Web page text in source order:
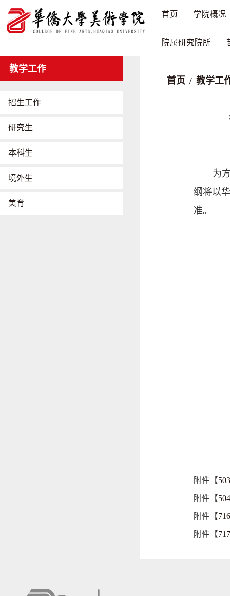
首页 学院概况
院属研究院所
教学工作
招生工作
研究生
本科生
境外生
美育
首页 / 教学工
为
纲将以
准。
附件【
附件【
附件【
附件【